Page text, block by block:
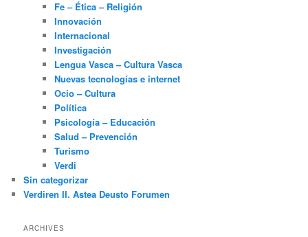
Fe – Ética – Religión
Innovación
Internacional
Investigación
Lengua Vasca – Cultura Vasca
Nuevas tecnologías e internet
Ocio – Cultura
Política
Psicología – Educación
Salud – Prevención
Turismo
Verdi
Sin categorizar
Verdiren II. Astea Deusto Forumen
ARCHIVES